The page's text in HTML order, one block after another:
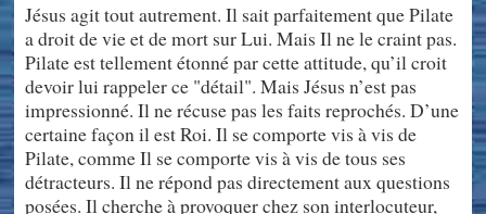
Jésus agit tout autrement. Il sait parfaitement que Pilate
a droit de vie et de mort sur Lui. Mais Il ne le craint pas.
Pilate est tellement étonné par cette attitude, qu’il croit
devoir lui rappeler ce "détail". Mais Jésus n’est pas
impressionné. Il ne récuse pas les faits reprochés. D’une
certaine façon il est Roi. Il se comporte vis à vis de
Pilate, comme Il se comporte vis à vis de tous ses
détracteurs. Il ne répond pas directement aux questions
posées. Il cherche à provoquer chez son interlocuteur,